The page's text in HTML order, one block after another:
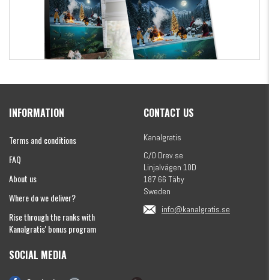
€154.86
INFORMATION
Terms and conditions
FAQ
About us
Where do we deliver?
Rise through the ranks with
Kanalgratis' bonus program
CONTACT US
Kanalgratis
C/O Drev.se
Linjalvägen 10D
187 66 Täby
Sweden
info@kanalgratis.se
SOCIAL MEDIA